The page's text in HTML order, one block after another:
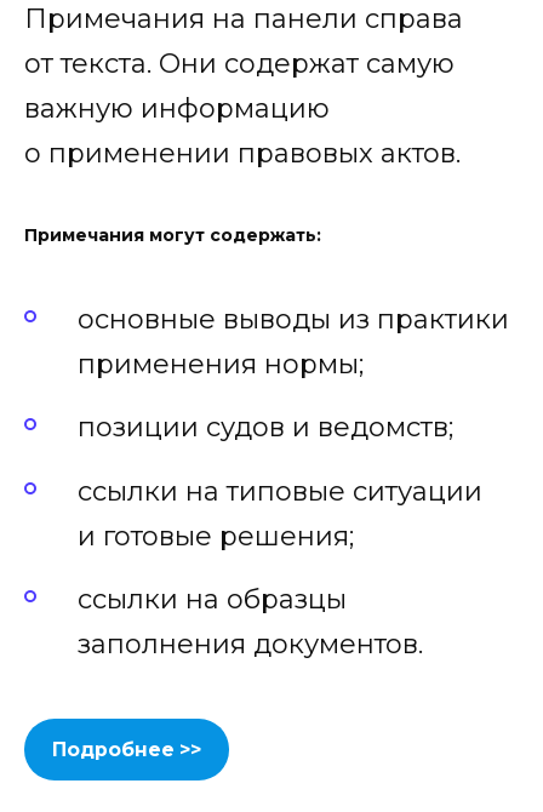
Примечания на панели справа
от текста. Они содержат самую
важную информацию
о применении правовых актов.
Примечания могут содержать:
основные выводы из практики
применения нормы;
позиции судов и ведомств;
ссылки на типовые ситуации
и готовые решения;
ссылки на образцы
заполнения документов.
Подробнее >>